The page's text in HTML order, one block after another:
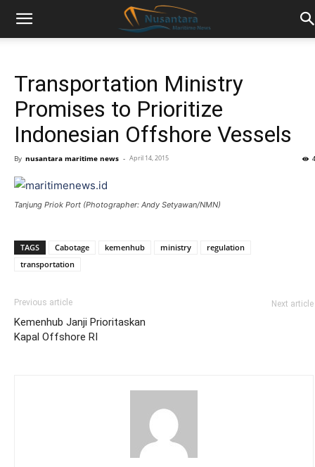
Transportation Ministry
Promises to Prioritize
Indonesian Offshore Vessels
By nusantara maritime news - April 14, 2015
Tanjung Priok Port (Photographer: Andy Setyawan/NMN)
TAGS Cabotage kemenhub ministry
regulation
transportation
Previous article
Kemenhub Janji Prioritaskan
Kapal Offshore RI
Next article